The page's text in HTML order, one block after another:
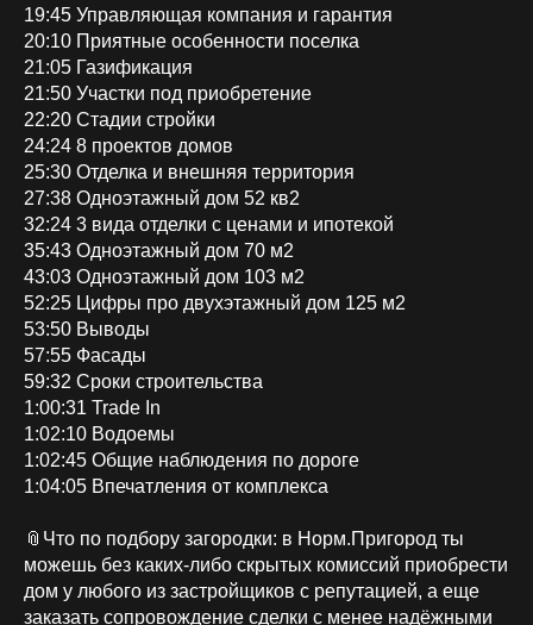
19:45 Управляющая компания и гарантия
20:10 Приятные особенности поселка
21:05 Газификация
21:50 Участки под приобретение
22:20 Стадии стройки
24:24 8 проектов домов
25:30 Отделка и внешняя территория
27:38 Одноэтажный дом 52 кв2
32:24 3 вида отделки с ценами и ипотекой
35:43 Одноэтажный дом 70 м2
43:03 Одноэтажный дом 103 м2
52:25 Цифры про двухэтажный дом 125 м2
53:50 Выводы
57:55 Фасады
59:32 Сроки строительства
1:00:31 Trade In
1:02:10 Водоемы
1:02:45 Общие наблюдения по дороге
1:04:05 Впечатления от комплекса
📎Что по подбору загородки: в Норм.Пригород ты
можешь без каких-либо скрытых комиссий приобрести
дом у любого из застройщиков с репутацией, а еще
заказать сопровождение сделки с менее надёжными